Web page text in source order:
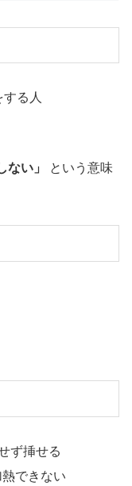
る人
ない」
という意味
ず挿せる
できない